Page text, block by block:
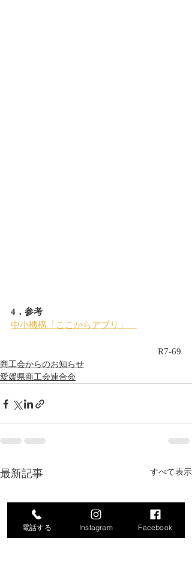
4．参考
中小機構「ここからアプリ」
R7-69
商工会からのお知らせ
愛媛県商工会連合会
最新記事 すべて表示
電話する Instagram Facebook